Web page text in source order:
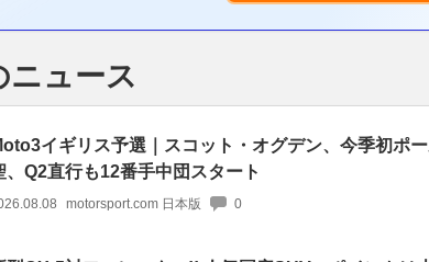
ニュース
イギリス予選｜スコット・オグデン、今季初ポ
、Q2直行も12番手中団スタート
motorsport.com 日本版 0